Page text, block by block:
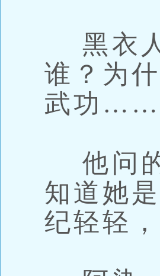
黑衣人
谁？为
武功
他问的
知道她
纪轻轻